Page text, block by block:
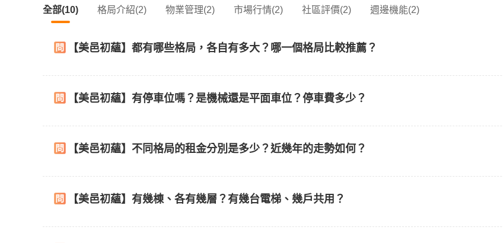
全部(10) 格局介紹(2) 物業管理(2) 市場行情(2) 社區評價(2) 週邊機能(2)
【美邑初蘊】都有哪些格局，各自有多大？哪一個格局比較推薦？
【美邑初蘊】有停車位嗎？是機械還是平面車位？停車費多少？
【美邑初蘊】不同格局的租金分別是多少？近幾年的走勢如何？
【美邑初蘊】有幾棟、各有幾層？有幾台電梯、幾戶共用？